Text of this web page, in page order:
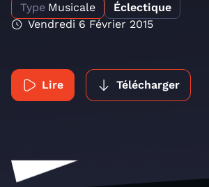
Type Musicale
Éclectique
Vendredi 6 Février 2015
Lire Télécharger